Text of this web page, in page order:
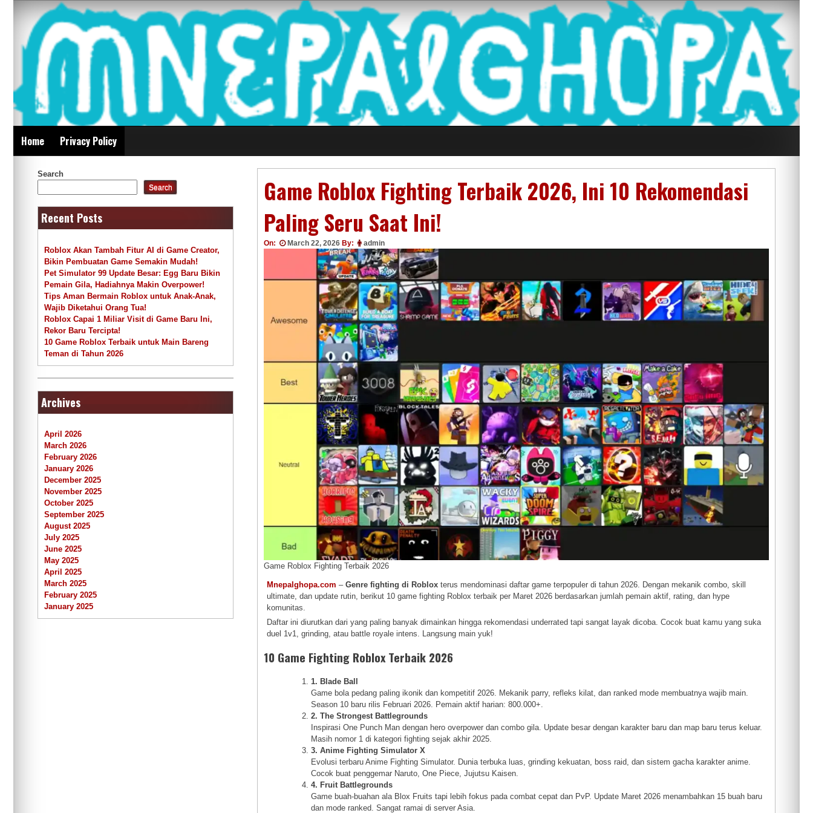
content
Mnepalghopa Review Game Terkini Paling Seluruh Di
Indonesia
Home Privacy Policy
Game Roblox Fighting Terbaik 2026, Ini 10 Rekomendasi
Paling Seru Saat Ini!
On: March 22, 2026 By: admin
Game Roblox Fighting Terbaik 2026
Mnepalghopa.com –Genre fighting di Roblox terus mendominasi daftar game terpopuler di tahun 2026. Dengan mekanik combo, skill
ultimate, dan update rutin, berikut 10 game fighting Roblox terbaik per Maret 2026 berdasarkan jumlah pemain aktif, rating, dan hype
komunitas.
Daftar ini diurutkan dari yang paling banyak dimainkan hingga rekomendasi underrated tapi sangat layak dicoba. Cocok buat kamu yang suka
duel 1v1, grinding, atau battle royale intens. Langsung main yuk!
10 Game Fighting Roblox Terbaik 2026
1. Blade Ball
Game bola pedang paling ikonik dan kompetitif 2026. Mekanik parry, refleks kilat, dan ranked mode membuatnya wajib main.
Season 10 baru rilis Februari 2026. Pemain aktif harian: 800.000+.
2. The Strongest Battlegrounds
Inspirasi One Punch Man dengan hero overpower dan combo gila. Update besar dengan karakter baru dan map baru terus keluar.
Masih nomor 1 di kategori fighting sejak akhir 2025.
3. Anime Fighting Simulator X
Evolusi terbaru Anime Fighting Simulator. Dunia terbuka luas, grinding kekuatan, boss raid, dan sistem gacha karakter anime.
Cocok buat penggemar Naruto, One Piece, Jujutsu Kaisen.
4. Fruit Battlegrounds
Game buah-buahan ala Blox Fruits tapi lebih fokus pada combat cepat dan PvP. Update Maret 2026 menambahkan 15 buah baru
dan mode ranked. Sangat ramai di server Asia.
Search
Search
Recent Posts
Roblox Akan Tambah Fitur AI di Game Creator,
Bikin Pembuatan Game Semakin Mudah!
Pet Simulator 99 Update Besar: Egg Baru Bikin
Pemain Gila, Hadiahnya Makin Overpower!
Tips Aman Bermain Roblox untuk Anak-Anak,
Wajib Diketahui Orang Tua!
Roblox Capai 1 Miliar Visit di Game Baru Ini,
Rekor Baru Tercipta!
10 Game Roblox Terbaik untuk Main Bareng
Teman di Tahun 2026
Archives
April 2026
March 2026
February 2026
January 2026
December 2025
November 2025
October 2025
September 2025
August 2025
July 2025
June 2025
May 2025
April 2025
March 2025
February 2025
January 2025